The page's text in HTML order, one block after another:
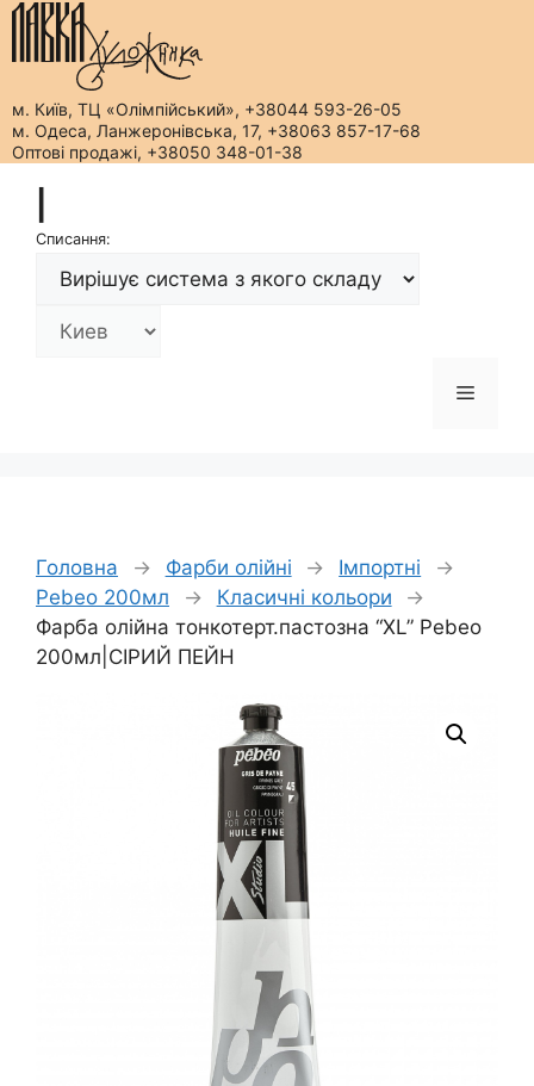
м. Київ, ТЦ «Олімпійський», +38044 593-26-05
м. Одеса, Ланжеронівська, 17, +38063 857-17-68
Оптові продажі, +38050 348-01-38
вмістуСписання:
Меню
Головна → Фарби олійні → Імпортні
→
Pebeo 200мл
→ Класичні кольори
→
Фарба олійна тонкотерт.пастозна “XL” Pebeo
200мл|СІРИЙ ПЕЙН